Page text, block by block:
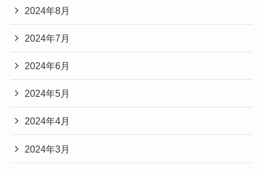
2024年8月
2024年7月
2024年6月
2024年5月
2024年4月
2024年3月